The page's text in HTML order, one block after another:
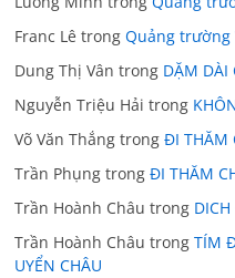
Franc Lê trongQuảng trường
Dung Thị Vân trong DẶM DÀI
Nguyễn Triệu Hải trong
Võ Văn Thắng trongĐI THĂM
Trần Phụng trongĐI THĂM
Trần Hoành Châu trong
Trần Hoành Châu trongTÍM
UYỂN CHÂU